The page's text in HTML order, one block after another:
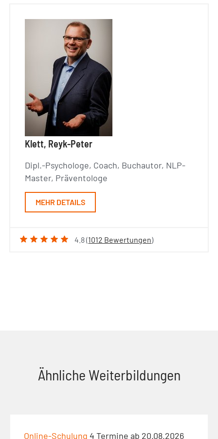
Klett, Reyk-Peter
Dipl.-Psychologe, Coach, Buchautor, NLP-
Master, Präventologe
MEHR DETAILS
4.8 (1012 Bewertungen)
Ähnliche Weiterbildungen
Online-Schulung 4 Termine ab 20.08.2026